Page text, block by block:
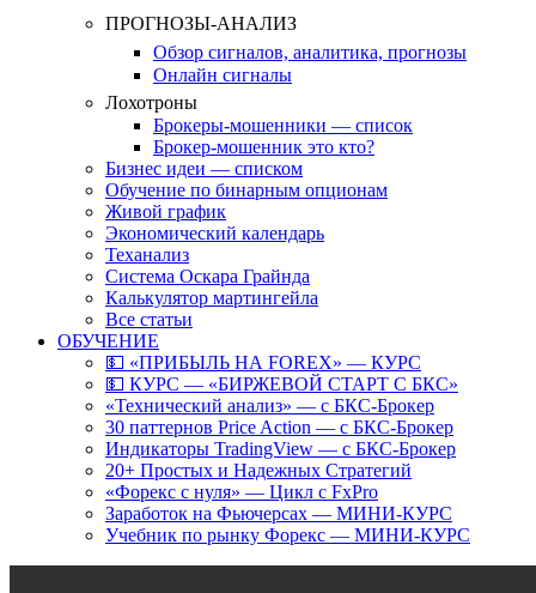
ПРОГНОЗЫ-АНАЛИЗ
Обзор сигналов, аналитика, прогнозы
Онлайн сигналы
Лохотроны
Брокеры-мошенники — список
Брокер-мошенник это кто?
Бизнес идеи — списком
Обучение по бинарным опционам
Живой график
Экономический календарь
Теханализ
Система Оскара Грайнда
Калькулятор мартингейла
Все статьи
ОБУЧЕНИЕ
💵 «ПРИБЫЛЬ НА FOREX» — КУРС
💵 КУРС — «БИРЖЕВОЙ СТАРТ С БКС»
«Технический анализ» — с БКС-Брокер
30 паттернов Price Action — с БКС-Брокер
Индикаторы TradingView — с БКС-Брокер
20+ Простых и Надежных Стратегий
«Форекс с нуля» — Цикл с FxPro
Заработок на Фьючерсах — МИНИ-КУРС
Учебник по рынку Форекс — МИНИ-КУРС